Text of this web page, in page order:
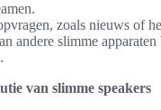
zoals nieuws of
andere slimme apparaten
van slimme speakers